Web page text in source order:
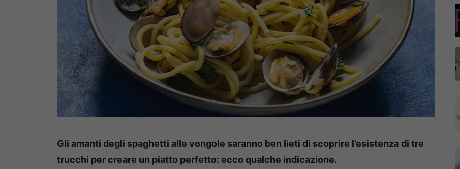
Gli amanti degli spaghetti alle vongole saranno ben lieti di scoprire l’esistenza di tre
trucchi per creare un piatto perfetto: ecco qualche indicazione.